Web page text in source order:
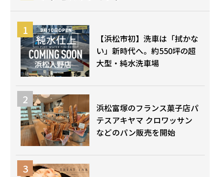
【浜松市初】洗車は「拭かな
い」新時代へ。約550坪の超
大型・純水洗車場
浜松富塚のフランス菓子店パ
テスアキヤマ クロワッサン
などのパン販売を開始